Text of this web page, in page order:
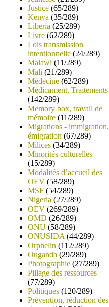
Justice (65/289)
Kenya (35/289)
Liberia (25/289)
Livre (62/289)
Lois transmission
intentionnelle (24/289)
Malawi (11/289)
Mali (21/289)
Médecine (62/289)
Médicament, Traitements
(142/289)
Memory box, travail de
mémoire (11/289)
Migrations - immigration,
émigration (67/289)
Milices (34/289)
Minorités culturelles
(15/289)
Modalités d’accueil des
OEV (58/289)
MSF (54/289)
Nigeria (27/289)
OEV (269/289)
OMD (26/289)
ONU (58/289)
ONUSIDA (44/289)
Orphelin (112/289)
Ouganda (29/289)
Photographie (27/289)
Pillage des ressources
(77/289)
Politiques (120/289)
Prévention, réduction des